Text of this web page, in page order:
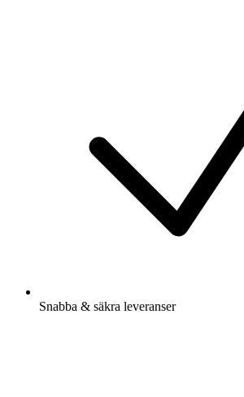
Snabba & säkra leveranser